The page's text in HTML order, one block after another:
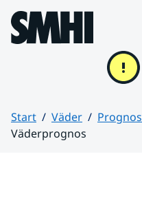
Hoppa till sidans innehåll
Start Väder
Väderprognos